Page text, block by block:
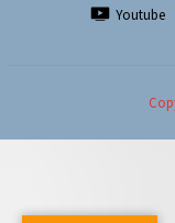
Youtube